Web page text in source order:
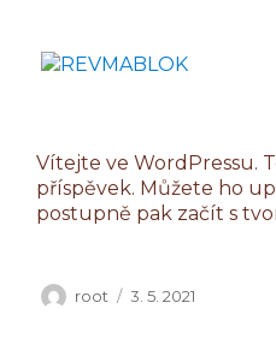
Vítejte ve WordPressu.
příspěvek. Můžete ho
postupně pak začít s
Autor:
root Publikováno:
3. 5. 2021